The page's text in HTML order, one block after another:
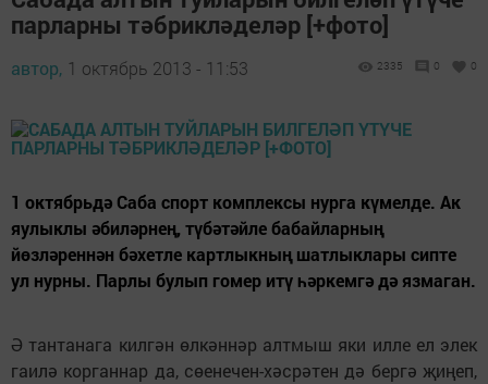
парларны тәбрикләделәр [+фото]
автор, 1 октябрь 2013 - 11:53 2335 0 0
1 октябрьдә Саба спорт комплексы нурга күмелде. Ак
яулыклы әбиләрнең, түбәтәйле бабайларның
йөзләреннән бәхетле картлыкның шатлыклары сипте
ул нурны. Парлы булып гомер итү һәркемгә дә язмаган.
Ә тантанага килгән өлкәннәр алтмыш яки илле ел элек
гаилә корганнар да, сөенечен-хәсрәтен дә бергә җиңеп,